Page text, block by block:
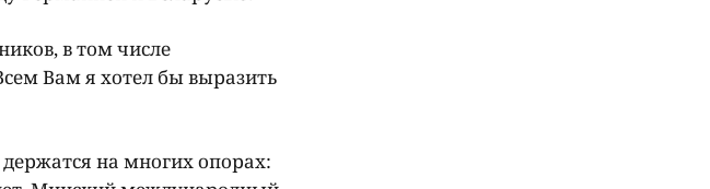
в том числе
Вам я хотел бы выразить
на многих опорах: